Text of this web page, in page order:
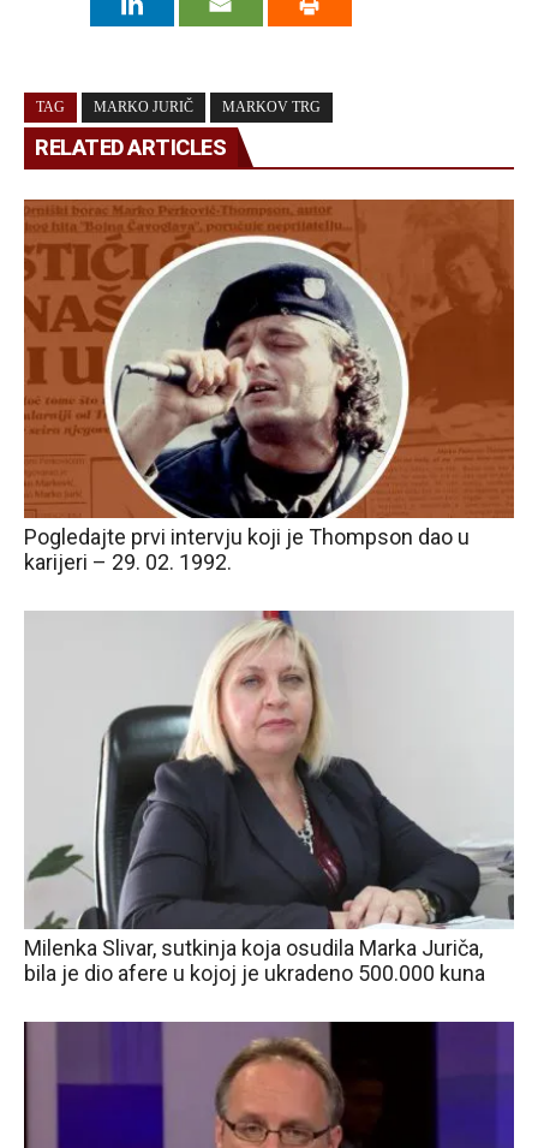
TAG MARKO JURIČ MARKOV TRG
RELATED ARTICLES
Pogledajte prvi intervju koji je Thompson dao u
karijeri – 29. 02. 1992.
Milenka Slivar, sutkinja koja osudila Marka Juriča,
bila je dio afere u kojoj je ukradeno 500.000 kuna